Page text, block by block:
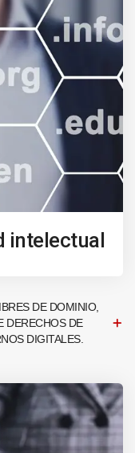
intelectual
DE DOMINIO,
DERECHOS DE
DIGITALES.